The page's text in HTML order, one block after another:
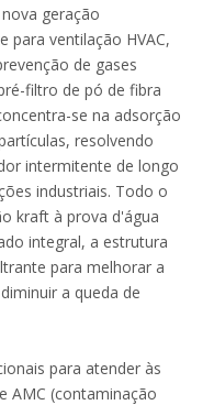
Pré-filtro de ar de malha de nylon plissado em painel
geração
para ventilação HVAC,
de gases
filtro de pó de fibra
se na adsorção
resolvendo
intermitente de longo
industriais. Todo o
kraft à prova d'água
integral, a estrutura
para melhorar a
a queda de
para atender às
AMC (contaminação